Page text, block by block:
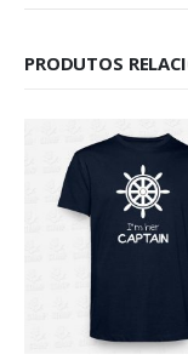
PRODUTOS